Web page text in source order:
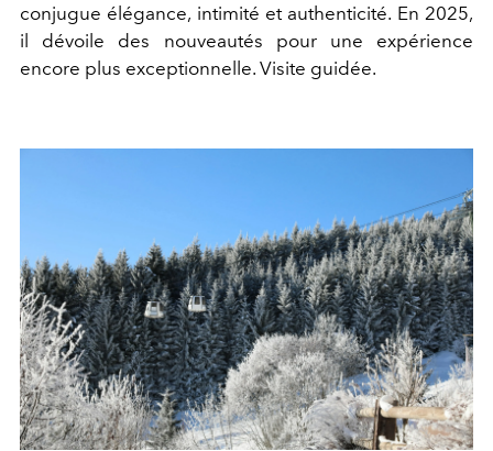
conjugue élégance, intimité et authenticité. En 2025,
il dévoile des nouveautés pour une expérience
encore plus exceptionnelle. Visite guidée.